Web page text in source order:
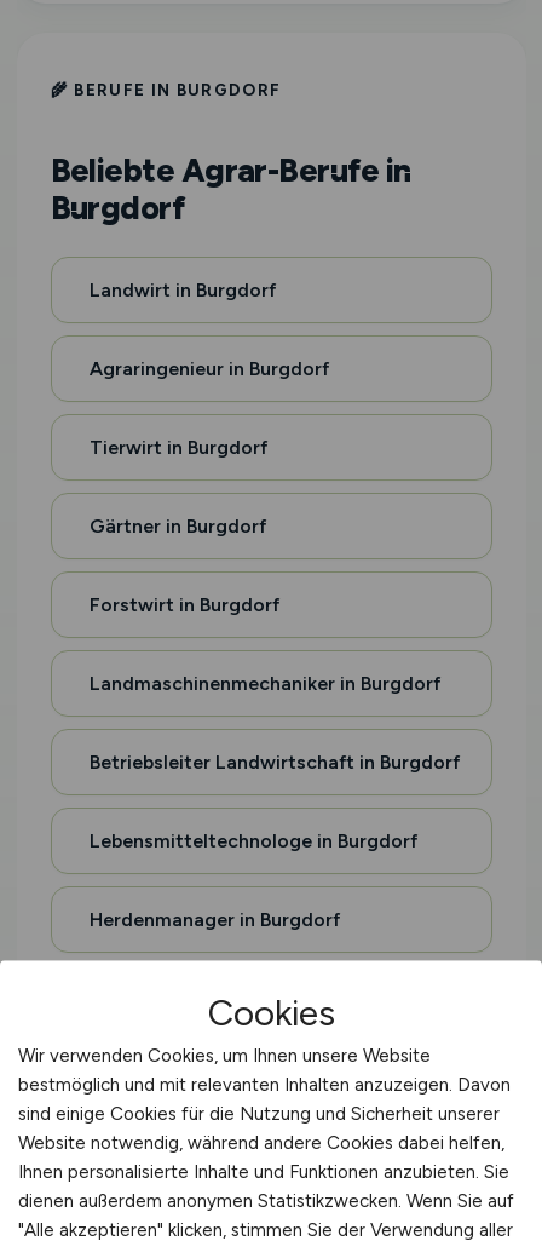
🌾 BERUFE IN BURGDORF
Beliebte Agrar-Berufe in
Burgdorf
Landwirt in Burgdorf
Agraringenieur in Burgdorf
Tierwirt in Burgdorf
Gärtner in Burgdorf
Forstwirt in Burgdorf
Landmaschinenmechaniker in Burgdorf
Betriebsleiter Landwirtschaft in Burgdorf
Lebensmitteltechnologe in Burgdorf
Herdenmanager in Burgdorf
Agrarberater in Burgdorf
Pflanzentechnologe in Burgdorf
Agrartechniker in Burgdorf
Imker in Burgdorf
Cookies
Wir verwenden Cookies, um Ihnen unsere Website
bestmöglich und mit relevanten Inhalten anzuzeigen. Davon
sind einige Cookies für die Nutzung und Sicherheit unserer
Website notwendig, während andere Cookies dabei helfen,
Ihnen personalisierte Inhalte und Funktionen anzubieten. Sie
dienen außerdem anonymen Statistikzwecken. Wenn Sie auf
"Alle akzeptieren" klicken, stimmen Sie der Verwendung aller